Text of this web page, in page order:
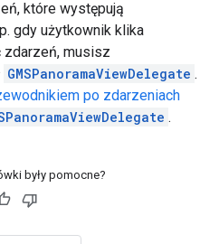
które występują
gdy użytkownik klika
zdarzeń, musisz
GMSPanoramaViewDelegate .
po zdarzeniach
.
były pomocne?